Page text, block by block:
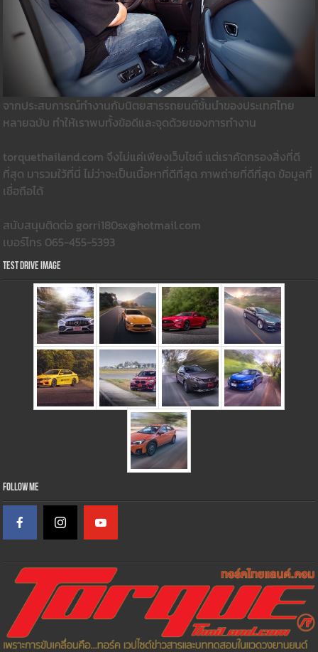
จากประสบการณ์ทำงานกับนิตยสารรถยนต์ชั้นนำของประเทศไทย
หลายฉบับ ทำให้เราพบทั้งข้อดีและจุดด้วยของการทำงาน
torquethailand.com จึงไม่แค่เพียงเว็บไซต์ แต่เราคัดกรองสิ่งที่ดี
ที่สุด มารวมใว้ที่นี่ ไม่ว่าจะเป็นเนื้อหาที่ดีที่สุด ภาพถ่ายที่ดีที่สุด ข้อมูลที่
เชื่อถือได้
สนับสนุนติดต่อ gorri180sx@hotmail.com
เบอร์โทร 065-455-5393
Test Drive Image
Follow Me